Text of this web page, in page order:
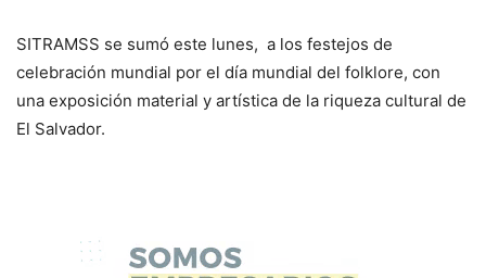
SITRAMSS se sumó este lunes, a los festejos de
celebración mundial por el día mundial del folklore, con
una exposición material y artística de la riqueza cultural de
El Salvador.